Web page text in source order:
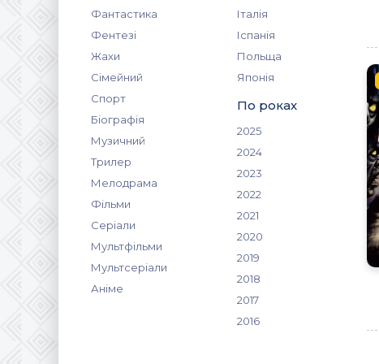
Фантастика
Фентезі
Жахи
Сімейний
Спорт
Біографія
Музичний
Трилер
Мелодрама
Фільми
Серіали
Мультфільми
Мультсеріали
Аніме
Італія
Іспанія
Польща
Японія
По роках
2025
2024
2023
2022
2021
2020
2019
2018
2017
2016